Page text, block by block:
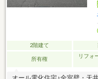
2階建て
所有権
リフォ